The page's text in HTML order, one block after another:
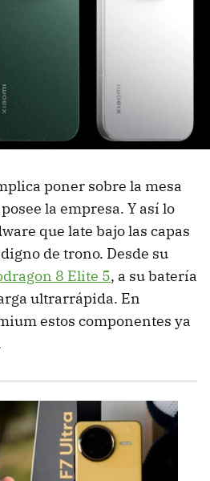
poner sobre la mesa
la empresa. Y así lo
que late bajo las capas
de trono. Desde su
8 Elite 5, a su batería
ultrarrápida. En
estos componentes ya